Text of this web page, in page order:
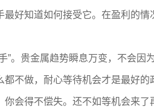
好知道如何接受它。在盈利的
”。贵金属趋势瞬息万变，不会
不做，耐心等待机会才是最好
会得不偿失。还不如等机会来了